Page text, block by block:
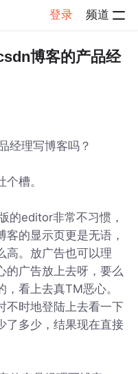
登录 频道
博客的产品经
经理写博客吗？
槽。
的editor非常不习惯，
的显示页更是无语，
高。放广告也可以理
的广告放上去呀，要么
看上去真TM恶心。
不时地登陆上去看一下
了多少，结果现在直接